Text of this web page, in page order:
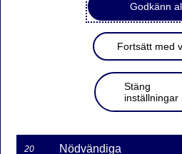
Börs och
Marknadssyn:
Johan
Godkänn
Fortsätt med
Stäng
inställningar
20 Nödvändiga